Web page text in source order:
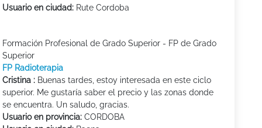
Usuario en ciudad: Rute Cordoba
Formación Profesional de Grado Superior - FP de Grado
Superior
FP Radioterapia
Cristina : Buenas tardes, estoy interesada en este ciclo
superior. Me gustaría saber el precio y las zonas donde
se encuentra. Un saludo, gracias.
Usuario en provincia: CORDOBA